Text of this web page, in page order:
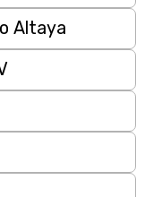
Altaya